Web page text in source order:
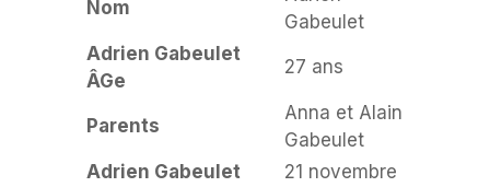
Nom
Gabeulet
Adrien Gabeulet
ÂGe
27 ans
Parents
Anna et Alain
Gabeulet
Adrien Gabeulet
21 novembre